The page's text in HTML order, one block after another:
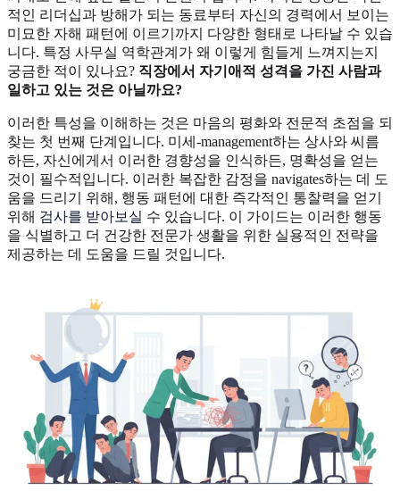
적인 리더십과 방해가 되는 동료부터 자신의 경력에서 보이는
미묘한 자해 패턴에 이르기까지 다양한 형태로 나타날 수 있습
니다. 특정 사무실 역학관계가 왜 이렇게 힘들게 느껴지는지
궁금한 적이 있나요? 직장에서 자기애적 성격을 가진 사람과
일하고 있는 것은 아닐까요?
이러한 특성을 이해하는 것은 마음의 평화와 전문적 초점을 되
찾는 첫 번째 단계입니다. 미세-management하는 상사와 씨름
하든, 자신에게서 이러한 경향성을 인식하든, 명확성을 얻는
것이 필수적입니다. 이러한 복잡한 감정을 navigates하는 데 도
움을 드리기 위해, 행동 패턴에 대한 즉각적인 통찰력을 얻기
위해 검사를 받아보실 수 있습니다. 이 가이드는 이러한 행동
을 식별하고 더 건강한 전문가 생활을 위한 실용적인 전략을
제공하는 데 도움을 드릴 것입니다.